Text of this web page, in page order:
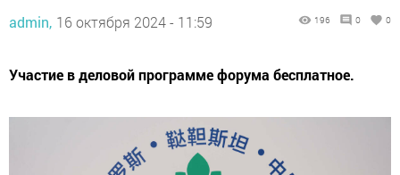
admin, 16 октября 2024 - 11:59 196 0 0
Участие в деловой программе форума бесплатное.